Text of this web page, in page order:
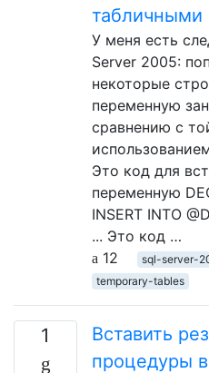
У меня есть
Server 2005:
некоторые
переменную
сравнению с
Это код для
переменную
INSERT INTO
... Это код …
12
sql-server-
temporary-tables
1
Вставить
процедуры